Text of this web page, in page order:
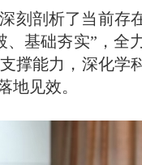
刻剖析了当前存
基础夯实”，全
撑能力，深化学
地见效。